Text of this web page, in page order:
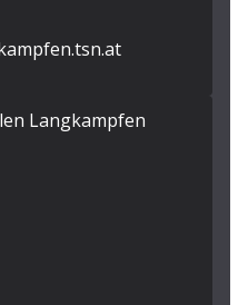
Langkampfen